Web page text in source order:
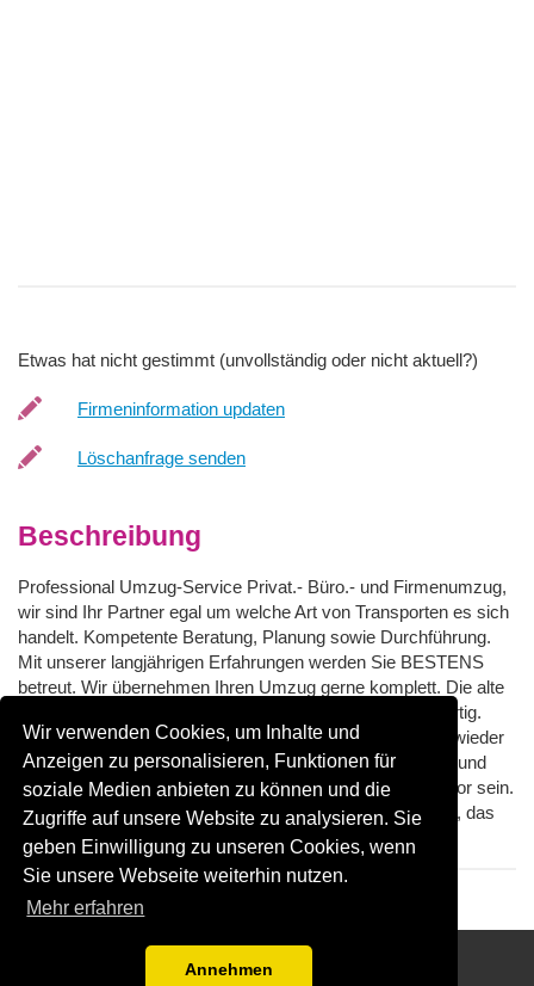
Wir verwenden Cookies, um Inhalte und
Anzeigen zu personalisieren, Funktionen für
soziale Medien anbieten zu können und die
Zugriffe auf unsere Website zu analysieren. Sie
geben Einwilligung zu unseren Cookies, wenn
Sie unsere Webseite weiterhin nutzen.
Mehr erfahren
Annehmen
Etwas hat nicht gestimmt (unvollständig oder nicht aktuell?)
Firmeninformation updaten
Löschanfrage senden
Beschreibung
Professional Umzug-Service Privat.- Büro.- und Firmenumzug,
wir sind Ihr Partner egal um welche Art von Transporten es sich
handelt. Kompetente Beratung, Planung sowie Durchführung.
Mit unserer langjährigen Erfahrungen werden Sie BESTENS
betreut. Wir übernehmen Ihren Umzug gerne komplett. Die alte
Wohnung wird geräumt und die Neue ist sofort bezugsfertig.
Nicht nur der Umzug auch gerne können wir Ihre Möbel wieder
aufbauen. Wir überzeugen durch unsere Professionalität und
garantieren faire Preise. Ein Umzug muß kein Stressfaktor sein.
Gerne übernehmen wir Ihren Stress und überzeugen Sie, das
MHS-Umzüge jeden: Umzug EASY macht.